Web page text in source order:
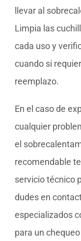
llevar al
Limpia las
cada uso y
cuando si
reemplazo.
En el caso de
cualquier
el
recomendable
servicio técnico
dudes en
especializados
para un